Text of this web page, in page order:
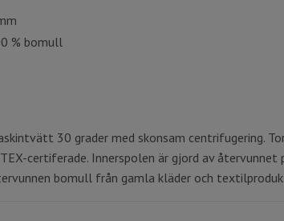
% bomull
30 grader med skonsam centrifugering.
certiferade. Innerspolen är gjord av återvunnet
bomull från gamla kläder och